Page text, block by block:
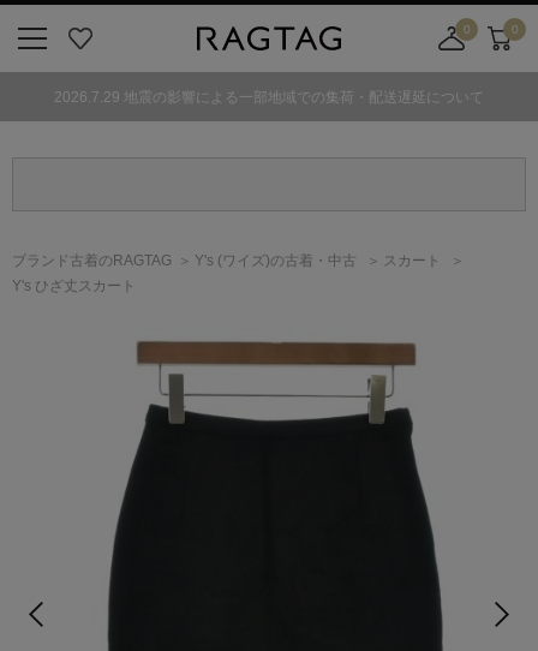
気
0
舗
カ
0
2026.7.29 地震の影響による一部地域での集荷・配送遅延について
ブランド古着のRAGTAG Y's (ワイズ)の古着・中古
スカート
Y's ひざ丈スカート